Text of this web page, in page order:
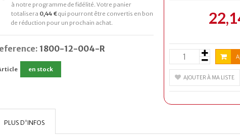
à notre programme de fidélité. Votre panier
totalisera 0,44 €qui pourront être convertis en bon
de réduction pour un prochain achat.
1800-12-004-R
en stock
AJOUTER À MA LISTE
PLUS D'INFOS